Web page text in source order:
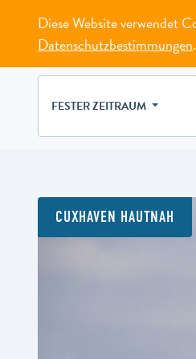
FESTER ZEITRAUM
CUXHAVEN HAUTNAH
Diese Website verwendet
Datenschutzbestimmungen.